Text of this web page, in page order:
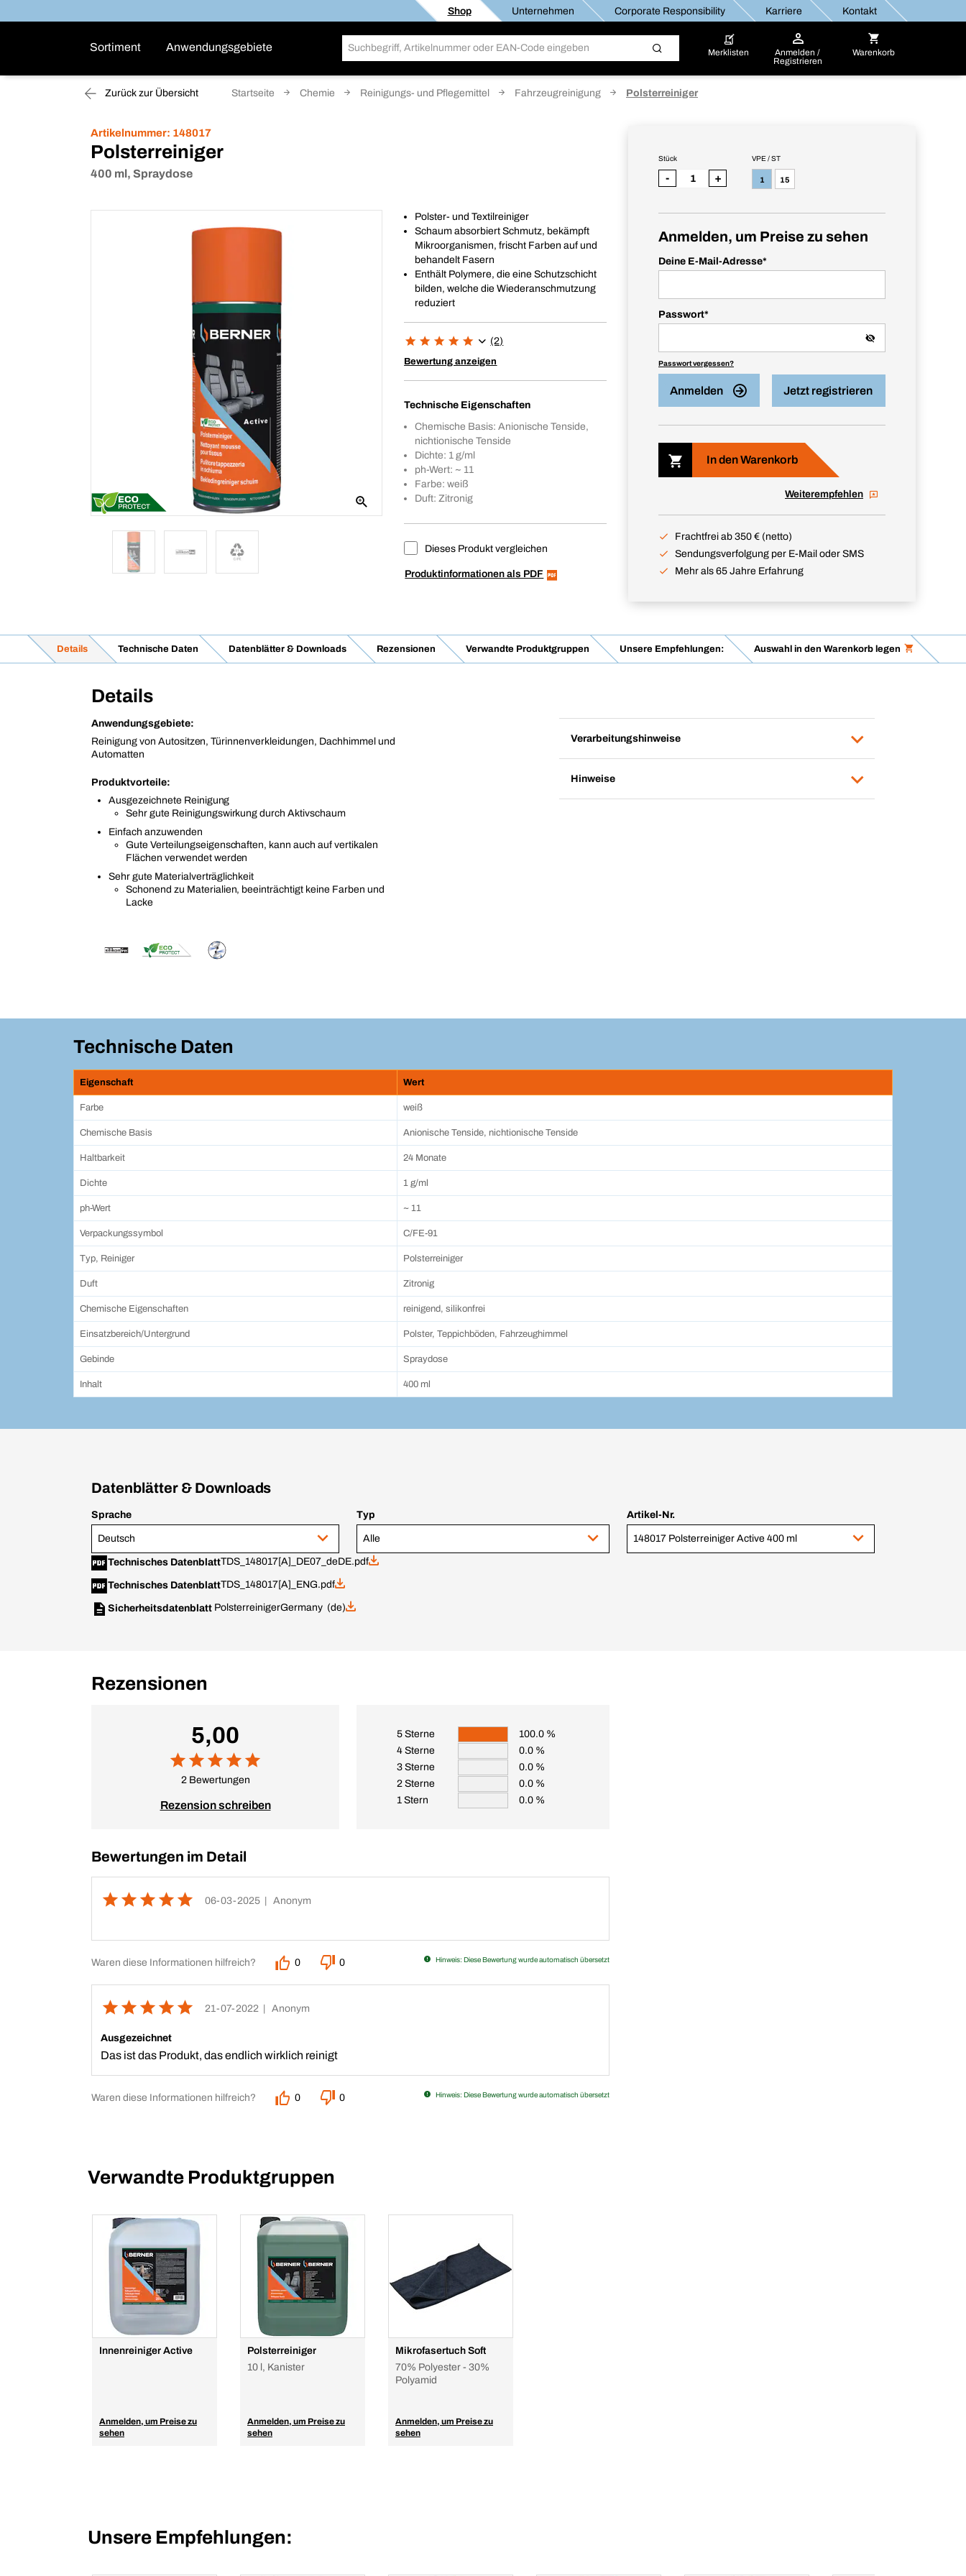
Shop Unternehmen Corporate Responsibility Karriere Kontakt
Sortiment Anwendungsgebiete Merklisten
Anmelden /
Registrieren
Warenkorb
Zurück zur Übersicht Startseite Chemie Reinigungs- und Pflegemittel Fahrzeugreinigung Polsterreiniger
Artikelnummer: 148017
Polsterreiniger
400 ml, Spraydose
Polster- und Textilreiniger
Schaum absorbiert Schmutz, bekämpft
Mikroorganismen, frischt Farben auf und
behandelt Fasern
Enthält Polymere, die eine Schutzschicht
bilden, welche die Wiederanschmutzung
reduziert
(2)
Bewertung anzeigen
Technische Eigenschaften
Chemische Basis: Anionische Tenside,
nichtionische Tenside
Dichte: 1 g/ml
ph-Wert: ~ 11
Farbe: weiß
Duft: Zitronig
Dieses Produkt vergleichen
Produktinformationen als PDF
VPE / ST
1 15
Stück
- +
Anmelden, um Preise zu sehen
Deine E-Mail-Adresse*
Passwort*
Passwort vergessen?
Anmelden Jetzt registrieren
In den Warenkorb
Weiterempfehlen
Frachtfrei ab 350 € (netto)
Sendungsverfolgung per E-Mail oder SMS
Mehr als 65 Jahre Erfahrung
Details Technische Daten Datenblätter & Downloads Rezensionen Verwandte Produktgruppen Unsere Empfehlungen: Auswahl in den Warenkorb legen
Details
Anwendungsgebiete:
Reinigung von Autositzen, Türinnenverkleidungen, Dachhimmel und
Automatten
Produktvorteile:
Ausgezeichnete Reinigung
Sehr gute Reinigungswirkung durch Aktivschaum
Einfach anzuwenden
Gute Verteilungseigenschaften, kann auch auf vertikalen
Flächen verwendet werden
Sehr gute Materialverträglichkeit
Schonend zu Materialien, beeinträchtigt keine Farben und
Lacke
Verarbeitungshinweise
Hinweise
Technische Daten
Eigenschaft Wert
Farbe weiß
Chemische Basis Anionische Tenside, nichtionische Tenside
Haltbarkeit 24 Monate
Dichte 1 g/ml
ph-Wert ~ 11
Verpackungssymbol C/FE-91
Typ, Reiniger Polsterreiniger
Duft Zitronig
Chemische Eigenschaften reinigend, silikonfrei
Einsatzbereich/Untergrund Polster, Teppichböden, Fahrzeughimmel
Gebinde Spraydose
Inhalt 400 ml
Datenblätter & Downloads
Sprache
Deutsch
Typ
Alle
Artikel-Nr.
148017 Polsterreiniger Active 400 ml
Technisches DatenblattTDS_148017[A]_DE07_deDE.pdf
Technisches DatenblattTDS_148017[A]_ENG.pdf
Sicherheitsdatenblatt PolsterreinigerGermany (de)
Rezensionen
5,00
2 Bewertungen
Rezension schreiben
5 Sterne
100.0 %
4 Sterne
0.0 %
3 Sterne
0.0 %
2 Sterne
0.0 %
1 Stern
0.0 %
Bewertungen im Detail
06-03-2025 | Anonym
Waren diese Informationen hilfreich? 0 0 Hinweis: Diese Bewertung wurde automatisch übersetzt
21-07-2022 | Anonym
Ausgezeichnet
Das ist das Produkt, das endlich wirklich reinigt
Waren diese Informationen hilfreich? 0 0 Hinweis: Diese Bewertung wurde automatisch übersetzt
Verwandte Produktgruppen
Innenreiniger Active
Anmelden, um Preise zu
sehen
Polsterreiniger
10 l, Kanister
Anmelden, um Preise zu
sehen
Mikrofasertuch Soft
70% Polyester - 30%
Polyamid
Anmelden, um Preise zu
sehen
Unsere Empfehlungen: